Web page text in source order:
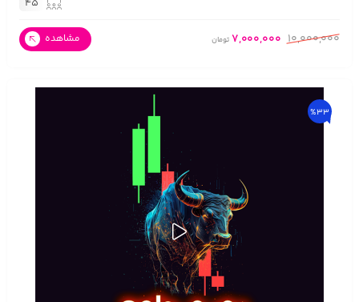
45
10,000,000
7,000,000 تومان مشاهده
%33